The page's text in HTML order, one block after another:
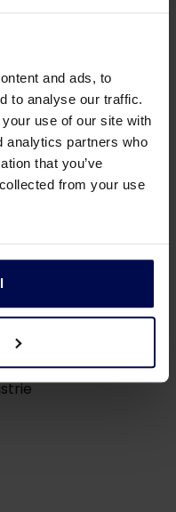
and ads, to
to analyse our traffic.
use of our site with
analytics partners who
that you’ve
from your use
het
dan standaard